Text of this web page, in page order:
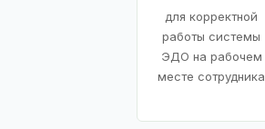
для корректной
работы системы
ЭДО на рабочем
месте сотрудника